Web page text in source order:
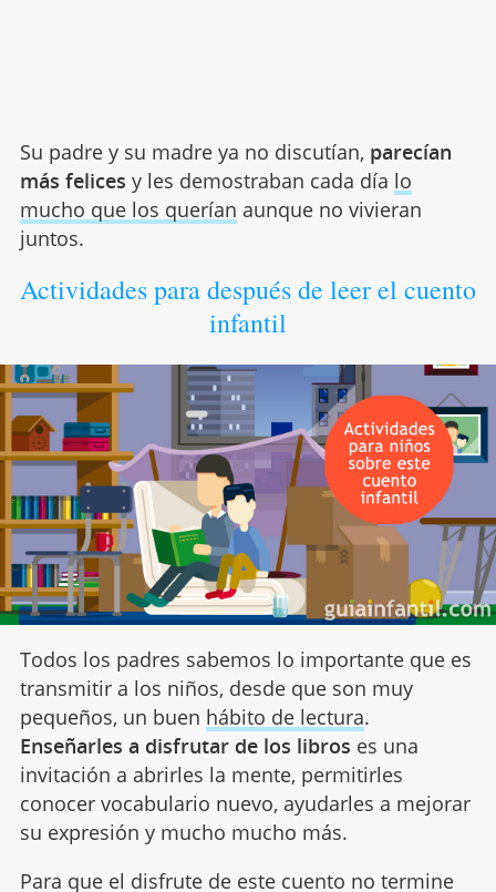
Su padre y su madre ya no discutían, parecían
más felices y les demostraban cada día lo
mucho que los querían aunque no vivieran
juntos.
Actividades para después de leer el cuento
infantil
Todos los padres sabemos lo importante que es
transmitir a los niños, desde que son muy
pequeños, un buen hábito de lectura.
Enseñarles a disfrutar de los libros es una
invitación a abrirles la mente, permitirles
conocer vocabulario nuevo, ayudarles a mejorar
su expresión y mucho mucho más.
Para que el disfrute de este cuento no termine